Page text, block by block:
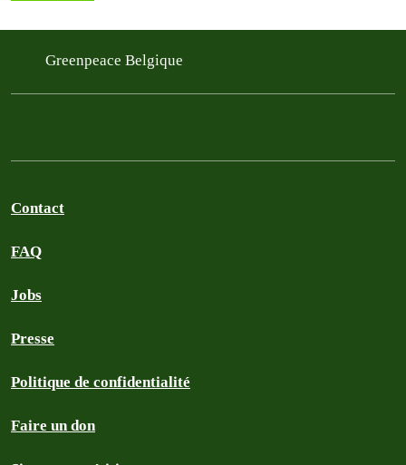
Greenpeace Belgique
Contact
FAQ
Jobs
Presse
Politique de confidentialité
Faire un don